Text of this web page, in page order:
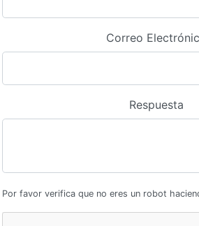
Correo
Respuesta
Por favor verifica que no eres un robot